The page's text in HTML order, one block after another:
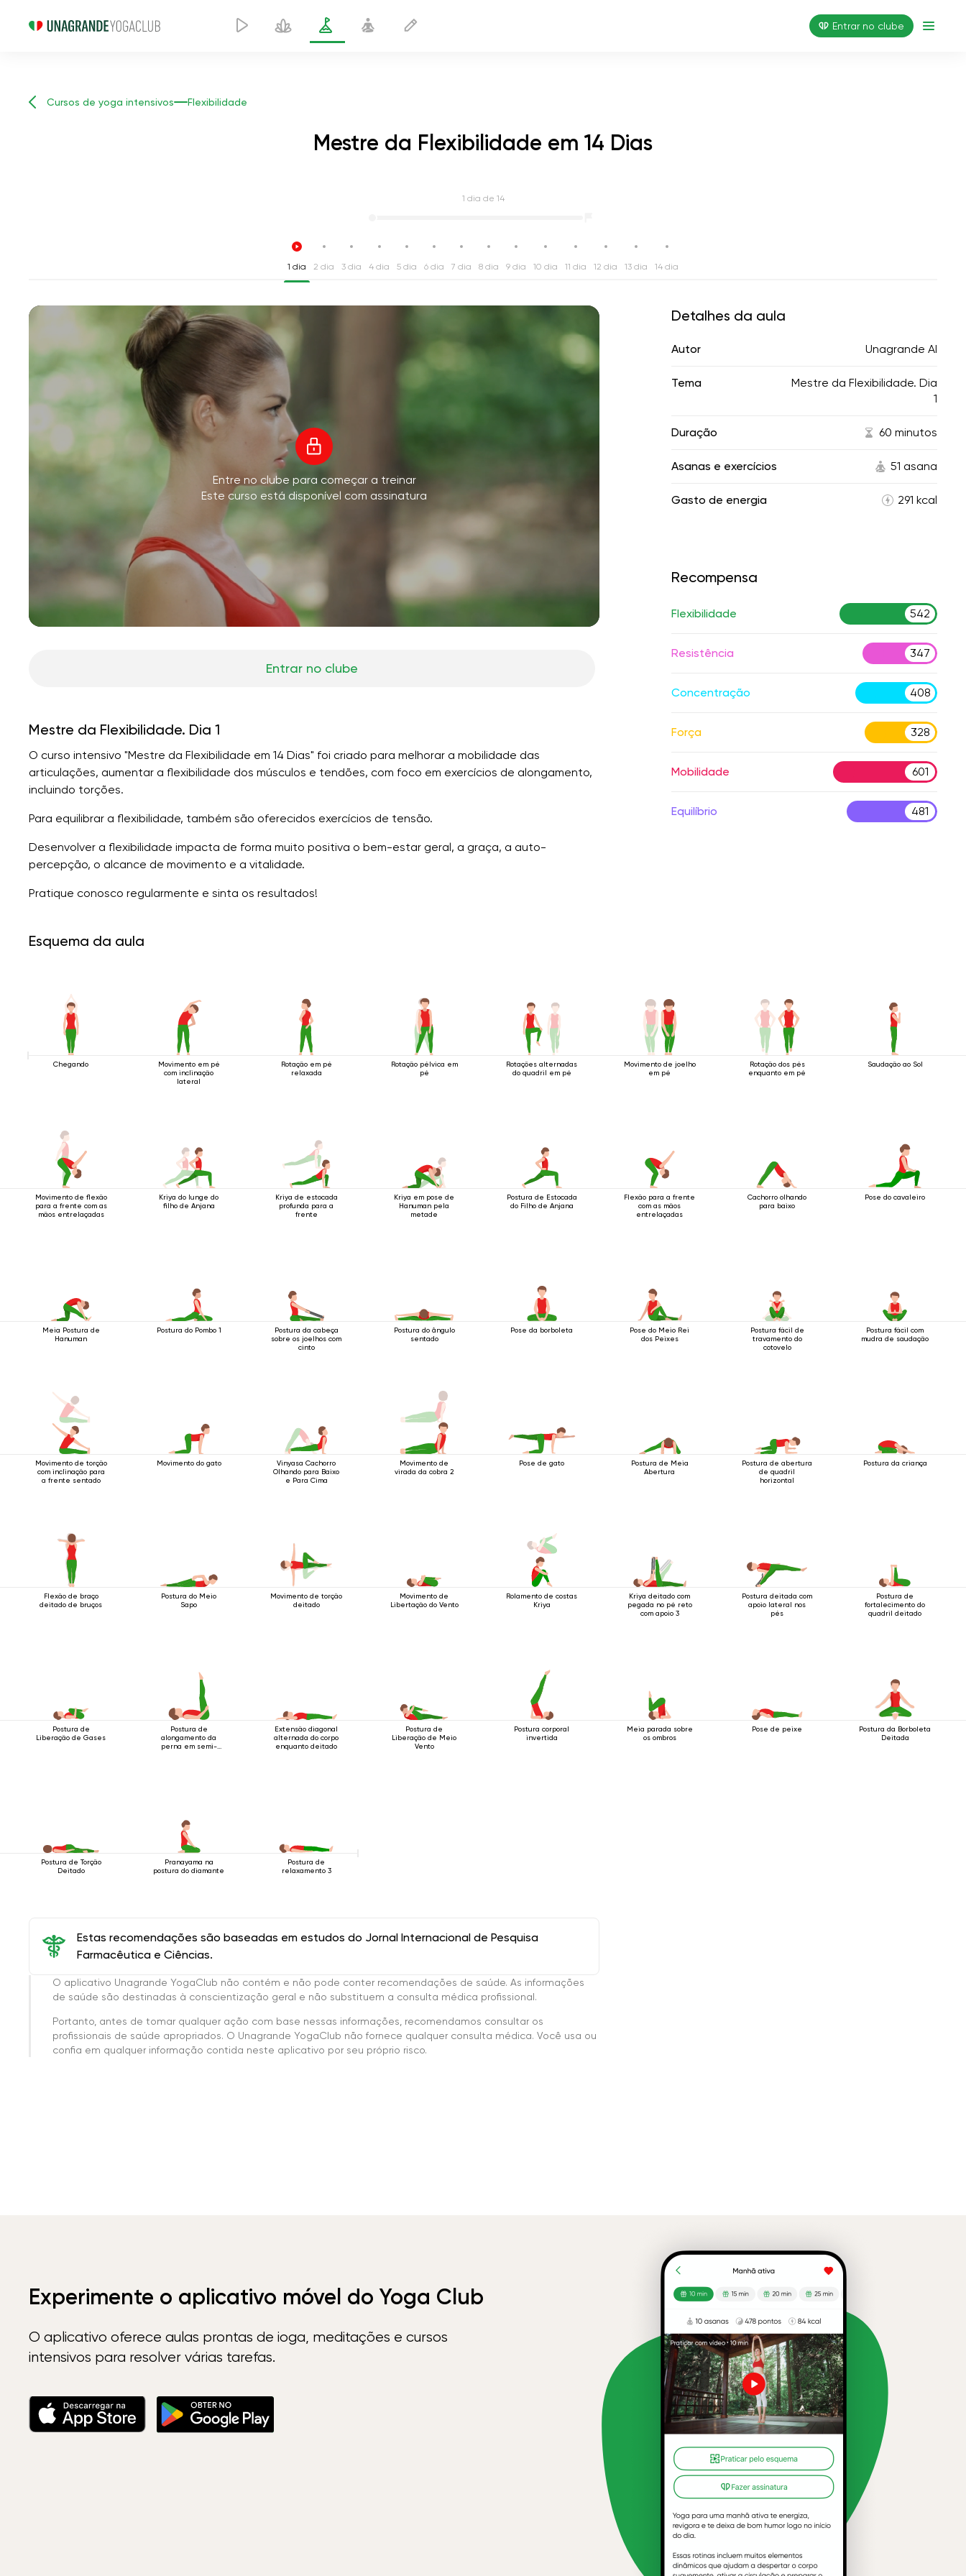
Entrar no clube
Cursos de yoga intensivos Flexibilidade
Mestre da Flexibilidade em 14 Dias
1 dia de 14
1 dia 2 dia 3 dia 4 dia 5 dia 6 dia 7 dia 8 dia 9 dia 10 dia 11 dia 12 dia 13 dia 14 dia
Voz do instrutor
Música chuva de verão
silêncio da montanha
a voz do vento
floresta da primavera
Entre no clube para começar a treinar
Este curso está disponível com assinatura
Entrar no clube
Mestre da Flexibilidade. Dia 1
O curso intensivo "Mestre da Flexibilidade em 14 Dias" foi criado para melhorar a mobilidade das
articulações, aumentar a flexibilidade dos músculos e tendões, com foco em exercícios de alongamento,
incluindo torções.
Para equilibrar a flexibilidade, também são oferecidos exercícios de tensão.
Desenvolver a flexibilidade impacta de forma muito positiva o bem-estar geral, a graça, a auto-
percepção, o alcance de movimento e a vitalidade.
Pratique conosco regularmente e sinta os resultados!
Detalhes da aula
Autor Unagrande AI
Tema
Mestre da Flexibilidade. Dia
1
Duração 60 minutos
Asanas e exercícios 51 asana
Gasto de energia 291 kcal
Recompensa
Flexibilidade 542
Resistência 347
Concentração 408
Força 328
Mobilidade 601
Equilíbrio 481
Esquema da aula
Chegando
Movimento em pé
com inclinação
lateral
Rotação em pé
relaxada
Rotação pélvica em
pé
Rotações alternadas
do quadril em pé
Movimento de joelho
em pé
Rotação dos pés
enquanto em pé
Saudação ao Sol
Movimento de flexão
para a frente com as
mãos entrelaçadas
Kriya do lunge do
filho de Anjana
Kriya de estocada
profunda para a
frente
Kriya em pose de
Hanuman pela
metade
Postura de Estocada
do Filho de Anjana
Flexão para a frente
com as mãos
entrelaçadas
Cachorro olhando
para baixo
Pose do cavaleiro
Meia Postura de
Hanuman
Postura do Pombo 1
Postura da cabeça
sobre os joelhos com
cinto
Postura do ângulo
sentado
Pose da borboleta
Pose do Meio Rei
dos Peixes
Postura fácil de
travamento do
cotovelo
Postura fácil com
mudra de saudação
Movimento de torção
com inclinação para
a frente sentado
Movimento do gato
Vinyasa Cachorro
Olhando para Baixo
e Para Cima
Movimento de
virada da cobra 2
Pose de gato
Postura de Meia
Abertura
Postura de abertura
de quadril
horizontal
Postura da criança
Flexão de braço
deitado de bruços
Postura do Meio
Sapo
Movimento de torção
deitado
Movimento de
Libertação do Vento
Rolamento de costas
Kriya
Kriya deitado com
pegada no pé reto
com apoio 3
Postura deitada com
apoio lateral nos
pés
Postura de
fortalecimento do
quadril deitado
Postura de
Liberação de Gases
Postura de
alongamento da
perna em semi-
Extensão diagonal
alternada do corpo
enquanto deitado
Postura de
Liberação de Meio
Vento
Postura corporal
invertida
Meia parada sobre
os ombros
Pose de peixe
Postura da Borboleta
Deitada
Postura de Torção
Deitado
Pranayama na
postura do diamante
Postura de
relaxamento 3
Estas recomendações são baseadas em estudos do Jornal Internacional de Pesquisa
Farmacêutica e Ciências.
O aplicativo Unagrande YogaClub não contém e não pode conter recomendações de saúde. As informações
de saúde são destinadas à conscientização geral e não substituem a consulta médica profissional.
Portanto, antes de tomar qualquer ação com base nessas informações, recomendamos consultar os
profissionais de saúde apropriados. O Unagrande YogaClub não fornece qualquer consulta médica. Você usa ou
confia em qualquer informação contida neste aplicativo por seu próprio risco.
Experimente o aplicativo móvel do Yoga Club
O aplicativo oferece aulas prontas de ioga, meditações e cursos
intensivos para resolver várias tarefas.